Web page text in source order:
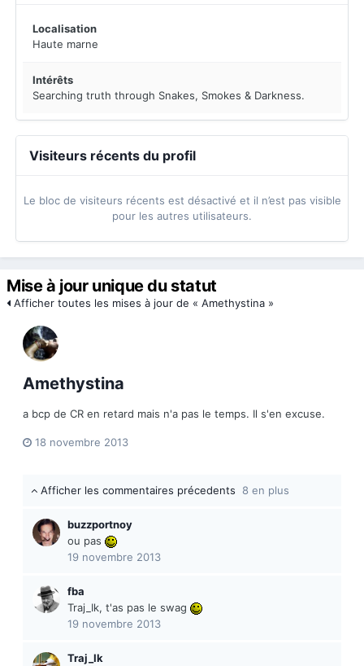
Localisation
Haute marne
Intérêts
Searching truth through Snakes, Smokes & Darkness.
Visiteurs récents du profil
Le bloc de visiteurs récents est désactivé et il n’est pas visible
pour les autres utilisateurs.
Mise à jour unique du statut
Afficher toutes les mises à jour de « Amethystina »
Amethystina
a bcp de CR en retard mais n'a pas le temps. Il s'en excuse.
18 novembre 2013
Afficher les commentaires précedents 8 en plus
buzzportnoy
ou pas
19 novembre 2013
fba
Traj_Ik, t'as pas le swag
19 novembre 2013
Traj_Ik